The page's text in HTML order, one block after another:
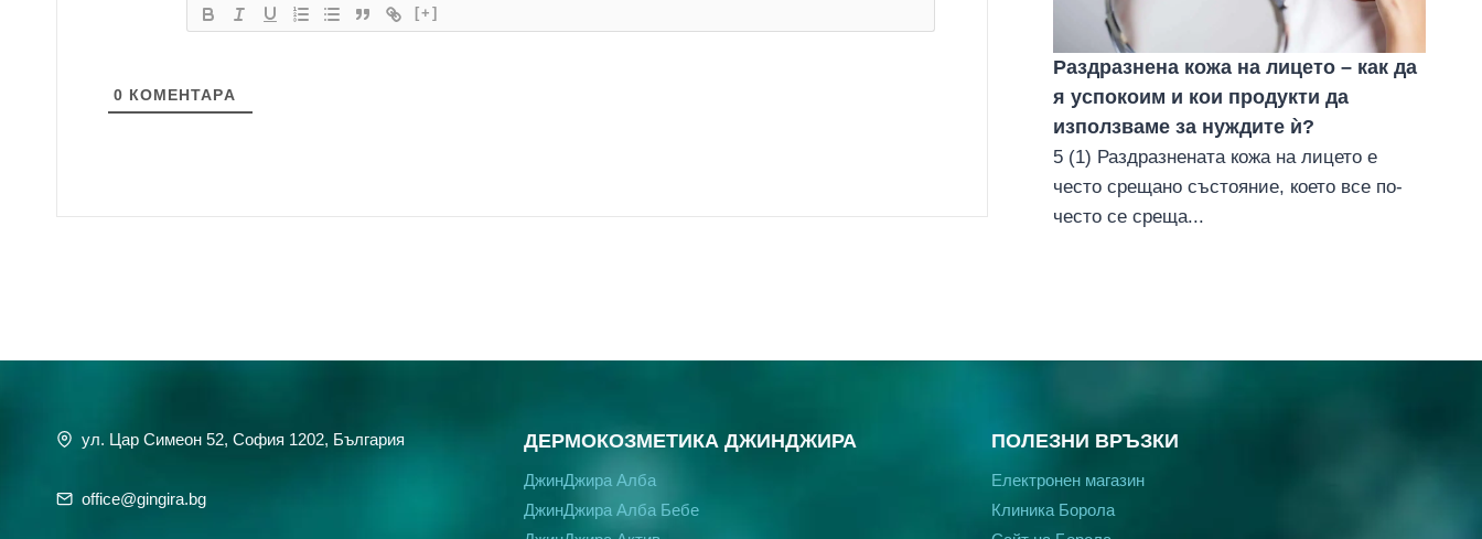
[+]
0 КОМЕНТАРA
Раздразнена кожа на лицето – как да
я успокоим и кои продукти да
използваме за нуждите ѝ?
5 (1) Раздразнената кожа на лицето е
често срещано състояние, което все по-
често се среща...
ул. Цар Симеон 52, София 1202, България
office@gingira.bg
ДЕРМОКОЗМЕТИКА ДЖИНДЖИРА
ДжинДжира Алба
ДжинДжира Алба Бебе
ПОЛЕЗНИ ВРЪЗКИ
Електронен магазин
Клиника Борола